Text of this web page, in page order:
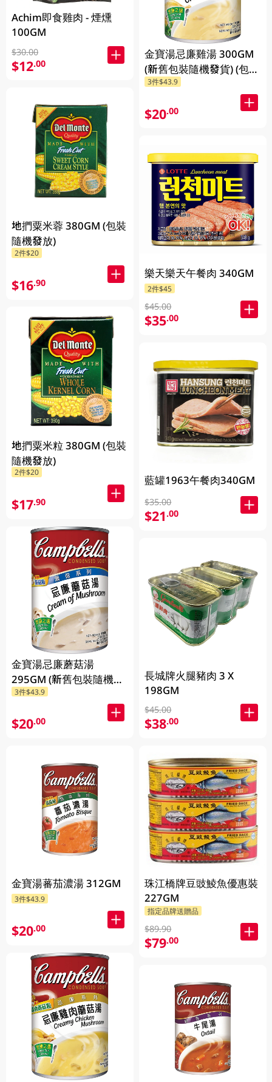
Achim即食雞肉 - 煙燻
100GM
$30.00
$12.00
地捫粟米蓉 380GM (包裝
隨機發放)
2件$20
$16.90
地捫粟米粒 380GM (包裝
隨機發放)
2件$20
$17.90
金寶湯忌廉蘑菇湯
295GM (新舊包裝隨機發
貨) (包裝隨機發放)
3件$43.9
$20.00
金寶湯蕃茄濃湯 312GM
3件$43.9
$20.00
金寶湯忌廉雞湯 300GM
(新舊包裝隨機發貨) (包裝
隨機發放)
3件$43.9
$20.00
樂天樂天午餐肉 340GM
2件$45
$45.00
$35.00
藍罐1963午餐肉340GM
$35.00
$21.00
長城牌火腿豬肉 3 X
198GM
$45.00
$38.00
珠江橋牌豆豉鯪魚優惠裝
227GM
指定品牌送贈品
$89.90
$79.00